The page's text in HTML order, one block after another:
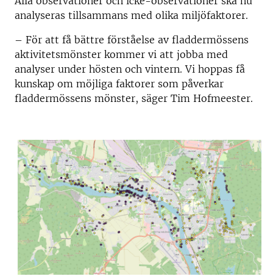
analyseras tillsammans med olika miljöfaktorer.
– För att få bättre förståelse av fladdermössens
aktivitetsmönster kommer vi att jobba med
analyser under hösten och vintern. Vi hoppas få
kunskap om möjliga faktorer som påverkar
fladdermössens mönster, säger Tim Hofmeester.